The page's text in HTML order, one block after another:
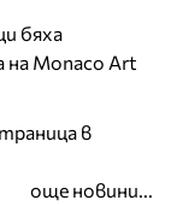
бяха
на Monaco Art
в
още новини...